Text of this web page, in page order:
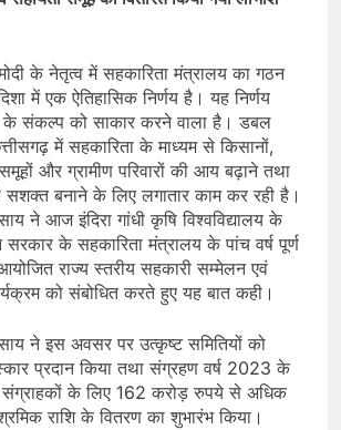
के नेतृत्व में सहकारिता मंत्रालय का गठन
में एक ऐतिहासिक निर्णय है। यह निर्णय
के संकल्प को साकार करने वाला है। डबल
में सहकारिता के माध्यम से किसानों,
और ग्रामीण परिवारों की आय बढ़ाने तथा
बनाने के लिए लगातार काम कर रही है।
ने आज इंदिरा गांधी कृषि विश्वविद्यालय के
के सहकारिता मंत्रालय के पांच वर्ष पूर्ण
राज्य स्तरीय सहकारी सम्मेलन एवं
को संबोधित करते हुए यह बात कही।
ने इस अवसर पर उत्कृष्ट समितियों को
प्रदान किया तथा संग्रहण वर्ष 2023 के
संग्राहकों के लिए 162 करोड़ रुपये से अधिक
राशि के वितरण का शुभारंभ किया।